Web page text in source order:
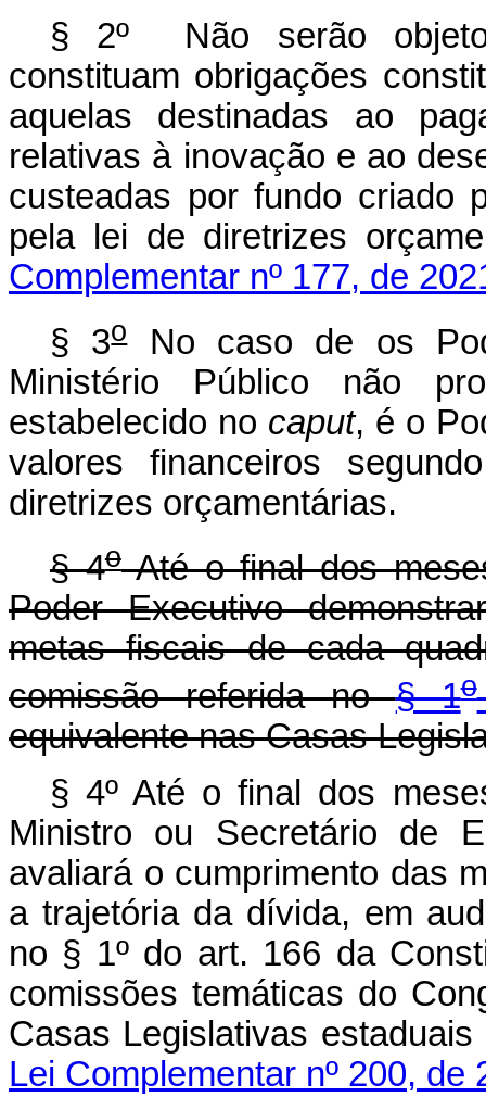
§ 2º Não serão
constituam obrigações
aquelas destinadas ao
relativas à inovação e ao
custeadas por fundo criado
pela lei de diretrizes
Complementar nº 177, de
§ 3oNo caso de os
Ministério Público não
estabelecido no caput, é o
valores financeiros
diretrizes
§ 4oAté o final dos
Poder Executivo
metas fiscais de cada
comissão referida no§ 1o
equivalente nas Casas
§ 4º Até o final dos
Ministro ou Secretário de
avaliará o cumprimento das
a trajetória da dívida, em
no § 1º do art. 166 da
comissões temáticas do
Casas Legislativas
Lei Complementar nº 200, de